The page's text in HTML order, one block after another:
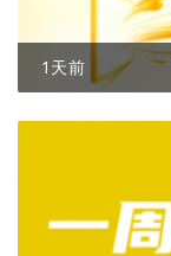
1天前